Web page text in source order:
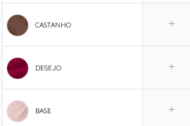
CASTANHO
DESEJO
BASE